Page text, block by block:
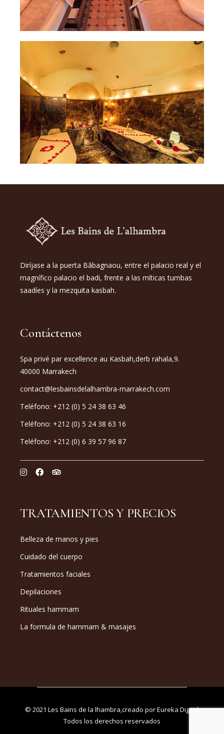
Diríjase a la puerta Bâbagnaou, entre el palacio real y el
magnífico palacio el badi, frente a las míticas tumbas
saadíes y la mezquita kasbah.
Contáctenos
Spa privé par excellence au Kasbah,derb rahala,9.
40000 Marrakech
contact@lesbainsdelalhambra-marrakech.com
Teléfono: +212 (0) 5 24 38 63 46
Teléfono: +212 (0) 5 24 38 63 16
Teléfono: +212 (0) 6 39 57 96 87
TRATAMIENTOS Y PRECIOS
Belleza de manos y pies
Cuidado del cuerpo
Tratamientos faciales
Depilaciones
Rituales hammam
La formula de hammam & masajes
© 2021Les Bains de la lhambra,creado porEureka Digital
Todos los derechos reservados